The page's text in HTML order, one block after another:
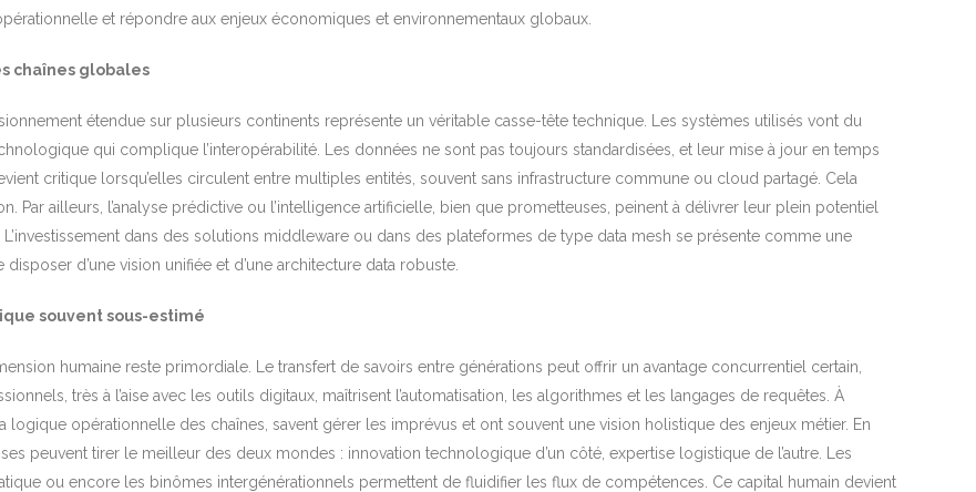
et répondre aux enjeux économiques et environnementaux globaux.
chaînes globales
étendue sur plusieurs continents représente un véritable casse-tête technique. Les systèmes utilisés vont du
qui complique l’interopérabilité. Les données ne sont pas toujours standardisées, et leur mise à jour en temps
critique lorsqu’elles circulent entre multiples entités, souvent sans infrastructure commune ou cloud partagé. Cela
Par ailleurs, l’analyse prédictive ou l’intelligence artificielle, bien que prometteuses, peinent à délivrer leur plein potentiel
dans des solutions middleware ou dans des plateformes de type data mesh se présente comme une
d’une vision unifiée et d’une architecture data robuste.
souvent sous-estimé
humaine reste primordiale. Le transfert de savoirs entre générations peut offrir un avantage concurrentiel certain,
très à l’aise avec les outils digitaux, maîtrisent l’automatisation, les algorithmes et les langages de requêtes. À
logique opérationnelle des chaînes, savent gérer les imprévus et ont souvent une vision holistique des enjeux métier. En
peuvent tirer le meilleur des deux mondes : innovation technologique d’un côté, expertise logistique de l’autre. Les
ou encore les binômes intergénérationnels permettent de fluidifier les flux de compétences. Ce capital humain devient